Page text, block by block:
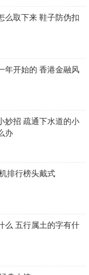
么取下来 鞋子防伪扣
年开始的 香港金融风
妙招 疏通下水道的小
办
排行榜头戴式
么 五行属土的字有什